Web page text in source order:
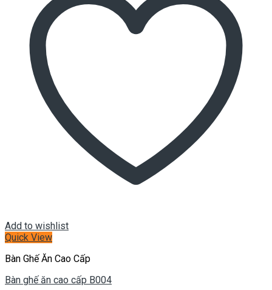
Add to wishlist
Quick View
Bàn Ghế Ăn Cao Cấp
Bàn ghế ăn cao cấp B004